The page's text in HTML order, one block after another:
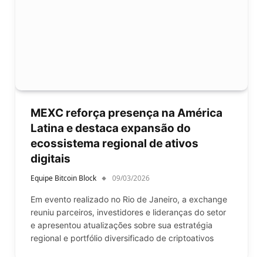
MEXC reforça presença na América
Latina e destaca expansão do
ecossistema regional de ativos
digitais
Equipe Bitcoin Block 09/03/2026
Em evento realizado no Rio de Janeiro, a exchange
reuniu parceiros, investidores e lideranças do setor
e apresentou atualizações sobre sua estratégia
regional e portfólio diversificado de criptoativos